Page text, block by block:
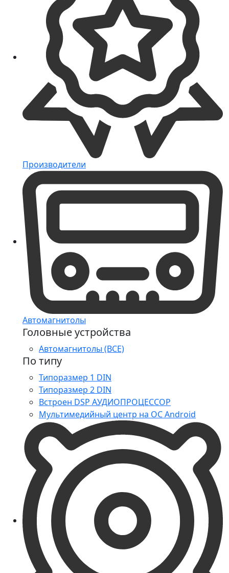
Производители
Автомагнитолы
Головные устройства
Автомагнитолы (ВСЕ)
По типу
Типоразмер 1 DIN
Типоразмер 2 DIN
Встроен DSP АУДИОПРОЦЕССОР
Мультимедийный центр на ОС Android